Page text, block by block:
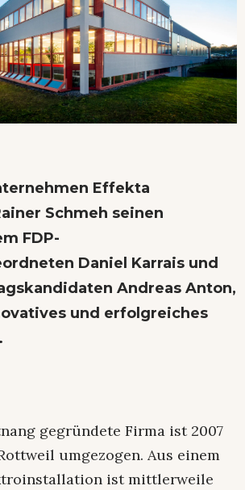
Effekta
Schmeh seinen
FDP-
Daniel Karrais und
Andreas Anton,
und erfolgreiches
gegründete Firma ist 2007
umgezogen. Aus einem
ist mittlerweile